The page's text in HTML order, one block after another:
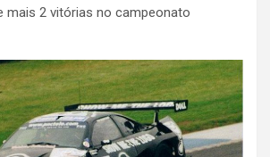
mais 2 vitórias no campeonato